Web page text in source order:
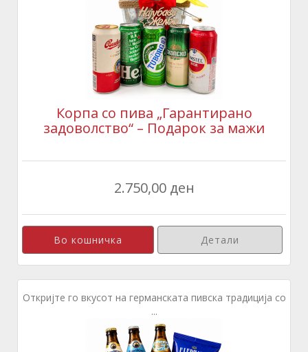
Корпа со пива „Гарантирано
задоволство“ – Подарок за мажи
2.750,00 ден
Детали
Откријте го вкусот на германската пивска традиција со
...